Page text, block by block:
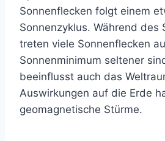
Sonnenflecken folgt einem
Sonnenzyklus. Während des
treten viele Sonnenflecken
Sonnenminimum seltener
beeinflusst auch das
Auswirkungen auf die Erde
geomagnetische Stürme.